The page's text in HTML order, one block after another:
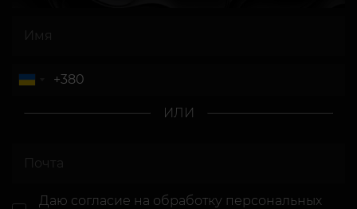
ИЛИ
Даю согласие на обработку персональных